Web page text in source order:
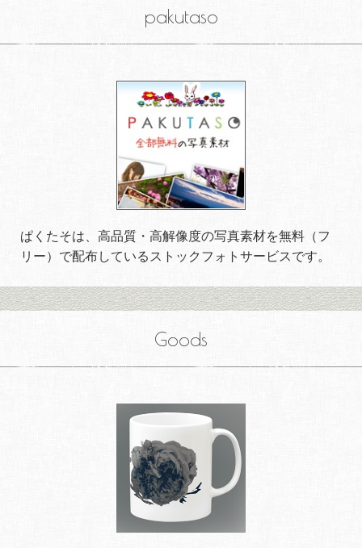
pakutaso
ぱくたそは、高品質・高解像度の写真素材を無料（フ
リー）で配布しているストックフォトサービスです。
Goods